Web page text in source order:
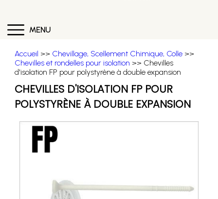
MENU
Accueil >> Chevillage, Scellement Chimique, Colle >>
Chevilles et rondelles pour isolation >> Chevilles
d'isolation FP pour polystyrène à double expansion
CHEVILLES D'ISOLATION FP POUR
POLYSTYRÈNE À DOUBLE EXPANSION